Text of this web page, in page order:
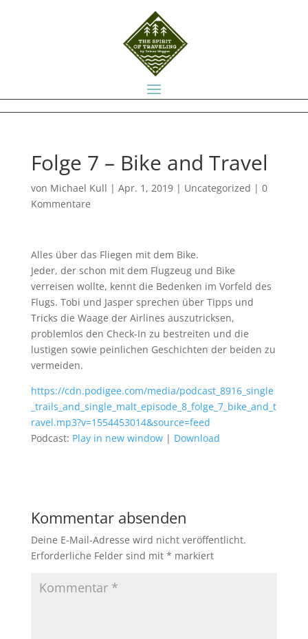
Folge 7 – Bike and Travel
von Michael Kull | Apr. 1, 2019| Uncategorized | 0
Kommentare
Alles über das Fliegen mit dem Bike.
Jeder, der schon mit dem Flugzeug und Bike
verreisen wollte, kennt die Bedenken im Vorfeld des
Flugs. Tobi und Jasper sprechen über Tipps und
Tricks die Waage der Airlines auszutricksen,
problemlos den Check-In zu bestreiten und die
lustigen sowie peinlichen Geschichten der beiden zu
vermeiden.
https://cdn.podigee.com/media/podcast_8916_single
_trails_and_single_malt_episode_8_folge_7_bike_and_t
ravel.mp3?v=1554453014&source=feed
Podcast: Play in new window| Download
Kommentar absenden
Deine E-Mail-Adresse wird nicht veröffentlicht.
Erforderliche Felder sind mit * markiert